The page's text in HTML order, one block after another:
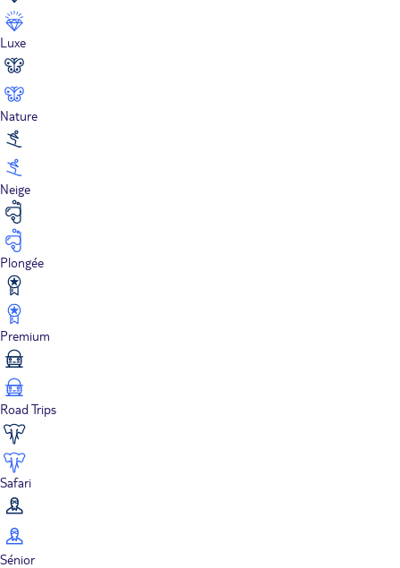
Luxe
Nature
Neige
Plongée
Premium
Road Trips
Safari
Sénior